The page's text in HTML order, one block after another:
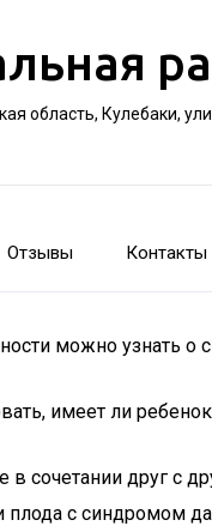
область, Кулебаки,
Отзывы Контакты
можно узнать о
имеет ли
сочетании друг с
плода с синдромом